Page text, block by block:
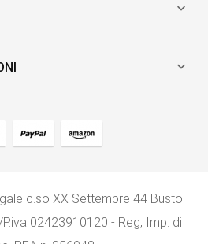


c.so XX Settembre 44 Busto
02423910120 - Reg, Imp. di